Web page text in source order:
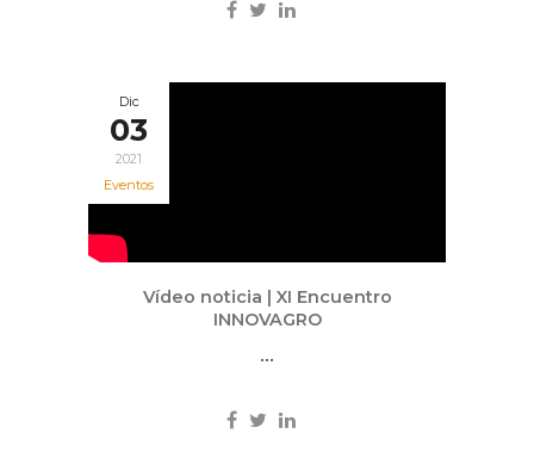
Dic
03
2021
Eventos
Vídeo noticia | XI Encuentro
INNOVAGRO
...